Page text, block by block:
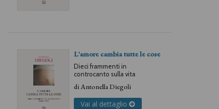
L'amore cambia tutte le cose
Dieci frammenti in
controcanto sulla vita
diAntonella Diegoli
Vai al dettaglio